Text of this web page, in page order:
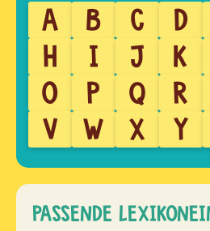
A B C D
H
I J K
O
P Q R
V
W X Y
PASSENDE